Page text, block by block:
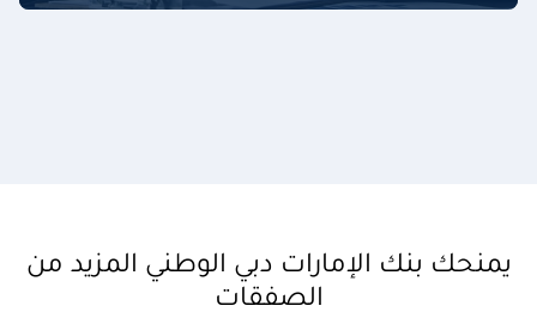
يمنحك بنك الإمارات دبي الوطني المزيد من
الصفقات